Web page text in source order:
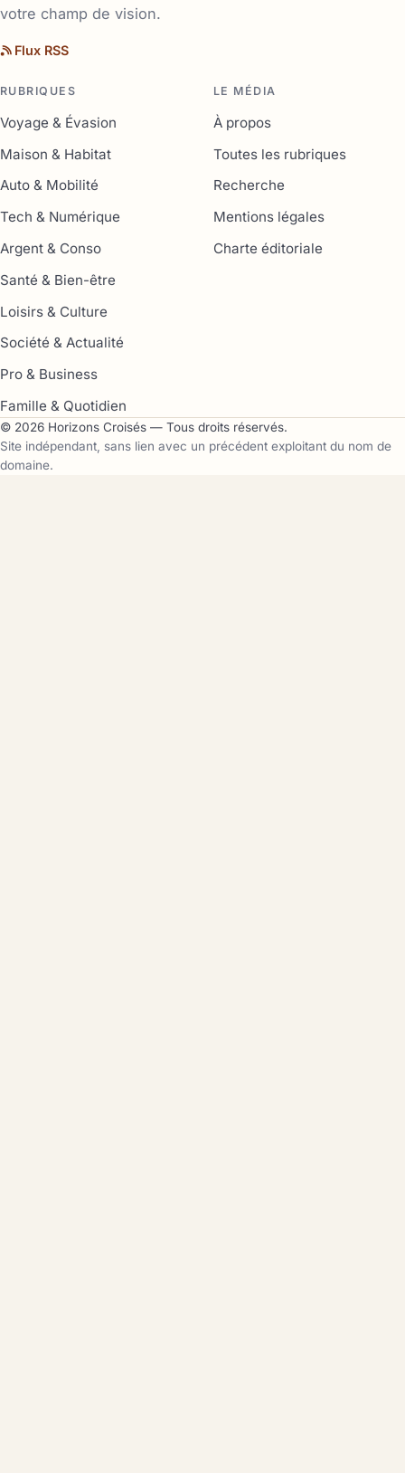
votre champ de vision.
Flux RSS
RUBRIQUES
Voyage & Évasion
Maison & Habitat
Auto & Mobilité
Tech & Numérique
Argent & Conso
Santé & Bien-être
Loisirs & Culture
Société & Actualité
Pro & Business
Famille & Quotidien
LE MÉDIA
À propos
Toutes les rubriques
Recherche
Mentions légales
Charte éditoriale
© 2026 Horizons Croisés — Tous droits réservés.
Site indépendant, sans lien avec un précédent exploitant du nom de
domaine.